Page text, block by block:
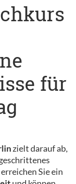
für
zielt darauf ab,
Sie ein